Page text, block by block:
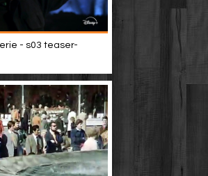
- s03 teaser-